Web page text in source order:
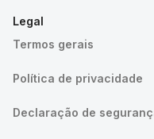
Legal
Termos gerais
Política de privacidade
Declaração de